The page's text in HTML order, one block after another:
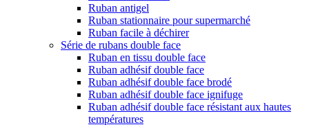
Ruban antigel
Ruban stationnaire pour supermarché
Ruban facile à déchirer
Série de rubans double face
Ruban en tissu double face
Ruban adhésif double face
Ruban adhésif double face brodé
Ruban adhésif double face ignifuge
Ruban adhésif double face résistant aux hautes
températures